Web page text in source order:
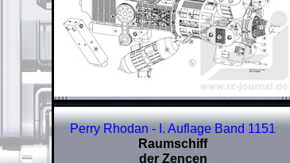
Perry Rhodan - I. Auflage Band 1151
Raumschiff
der Zencen